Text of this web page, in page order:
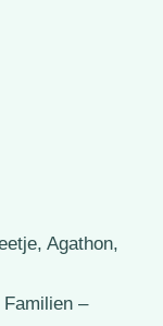
Agathon,
–